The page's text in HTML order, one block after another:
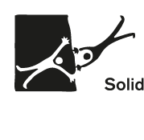
Aller
contenu
principal